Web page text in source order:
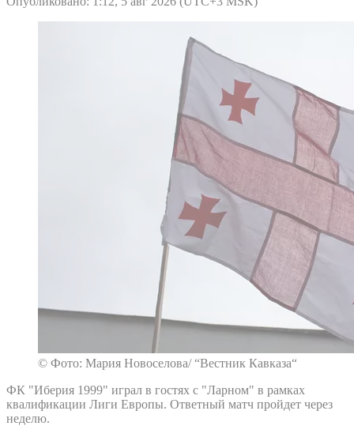
© Фото: Мария Новоселова/ “Вестник Кавказа“
ФК "Иберия 1999" играл в гостях с "Ларном" в рамках
квалификации Лиги Европы. Ответный матч пройдет через
неделю.